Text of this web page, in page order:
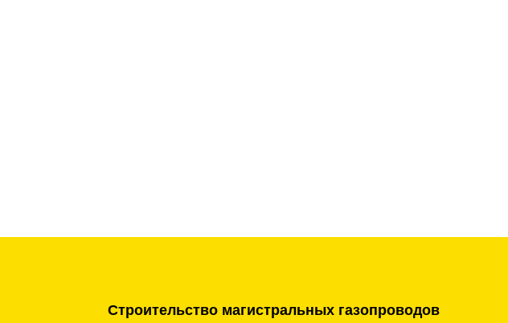
Строительство магистральных газопроводов